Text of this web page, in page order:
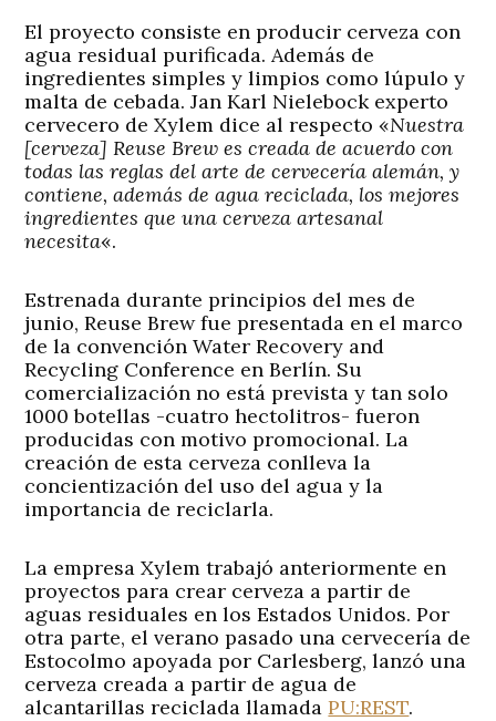
El proyecto consiste en producir cerveza con
agua residual purificada. Además de
ingredientes simples y limpios como lúpulo y
malta de cebada. Jan Karl Nielebock experto
cervecero de Xylem dice al respecto «Nuestra
[cerveza] Reuse Brew es creada de acuerdo con
todas las reglas del arte de cervecería alemán, y
contiene, además de agua reciclada, los mejores
ingredientes que una cerveza artesanal
necesita«.
Estrenada durante principios del mes de
junio, Reuse Brew fue presentada en el marco
de la convención Water Recovery and
Recycling Conference en Berlín. Su
comercialización no está prevista y tan solo
1000 botellas -cuatro hectolitros- fueron
producidas con motivo promocional. La
creación de esta cerveza conlleva la
concientización del uso del agua y la
importancia de reciclarla.
La empresa Xylem trabajó anteriormente en
proyectos para crear cerveza a partir de
aguas residuales en los Estados Unidos. Por
otra parte, el verano pasado una cervecería de
Estocolmo apoyada por Carlesberg, lanzó una
cerveza creada a partir de agua de
alcantarillas reciclada llamadaPU:REST.